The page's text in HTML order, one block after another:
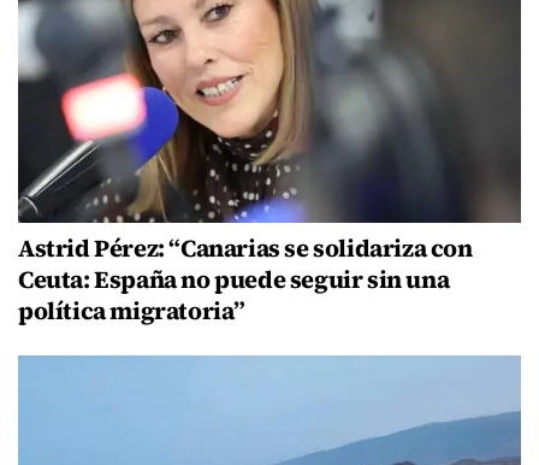
Astrid Pérez: “Canarias se solidariza con
Ceuta: España no puede seguir sin una
política migratoria”